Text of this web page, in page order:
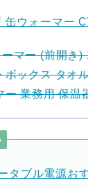
缶ウォーマー
マー (前開き)
ボックス タオ
ー 業務用 保温
タブル電源お